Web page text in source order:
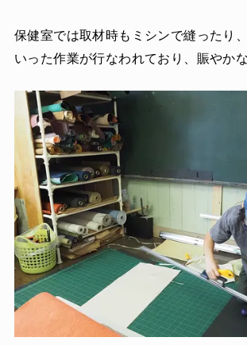
保健室では取材時もミシンで縫ったり
いった作業が行なわれており、賑やか